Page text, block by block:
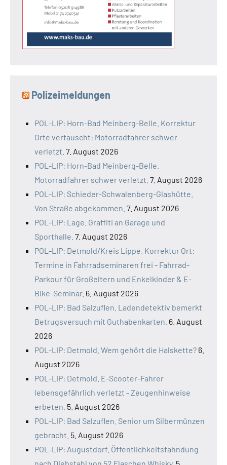
Polizeimeldungen
POL-LIP: Horn-Bad Meinberg-Belle. Korrektur
Orte vertauscht: Motorradfahrer schwer
verletzt. 7. August 2026
POL-LIP: Horn-Bad Meinberg-Belle.
Motorradfahrer schwer verletzt. 7. August 2026
POL-LIP: Schieder-Schwalenberg-Glashütte.
Von Straße abgekommen. 7. August 2026
POL-LIP: Lage. Graffiti an Garage und
Sporthalle. 7. August 2026
POL-LIP: Detmold/Kreis Lippe. Korrektur Ort:
Termine in Fahrradseminaren frei - Fahrrad-
Parkour für Großeltern und Enkelkinder & E-
Bike-Seminar. 6. August 2026
POL-LIP: Bad Salzuflen. Ladendetektiv bemerkt
Betrugsversuch mit Guthabenkarten. 6. August
2026
POL-LIP: Detmold. Wem gehört die Halskette? 6.
August 2026
POL-LIP: Detmold. E-Scooter-Fahrer
lebensgefährlich verletzt - Zeugenhinweise
erbeten. 5. August 2026
POL-LIP: Bad Salzuflen. Senior um Silbermünzen
gebracht. 5. August 2026
POL-LIP: Augustdorf. Öffentlichkeitsfahndung